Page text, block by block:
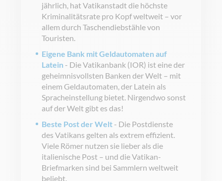
jährlich, hat Vatikanstadt die höchste
Kriminalitätsrate pro Kopf weltweit – vor
allem durch Taschendiebstähle von
Touristen.
Eigene Bank mit Geldautomaten auf
Latein - Die Vatikanbank (IOR) ist eine der
geheimnisvollsten Banken der Welt – mit
einem Geldautomaten, der Latein als
Spracheinstellung bietet. Nirgendwo sonst
auf der Welt gibt es das!
Beste Post der Welt - Die Postdienste
des Vatikans gelten als extrem effizient.
Viele Römer nutzen sie lieber als die
italienische Post – und die Vatikan-
Briefmarken sind bei Sammlern weltweit
beliebt.